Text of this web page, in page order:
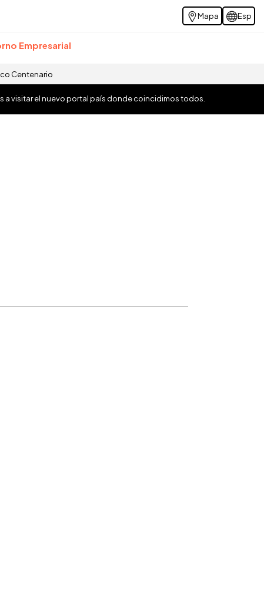
Mapa Esp
Empresarial
Centenario
a visitar el nuevo portal país donde coincidimos todos.